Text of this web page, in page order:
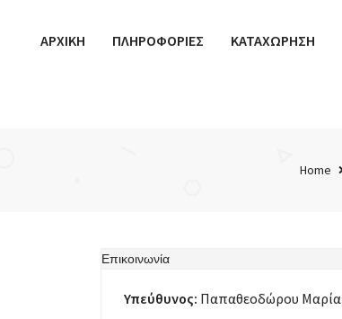
ΑΡΧΙΚΗ ΠΛΗΡΟΦΟΡΙΕΣ ΚΑΤΑΧΩΡΗΣΗ
Home
Επικοινωνία
Υπεύθυνος: Παπαθεοδώρου Μαρία